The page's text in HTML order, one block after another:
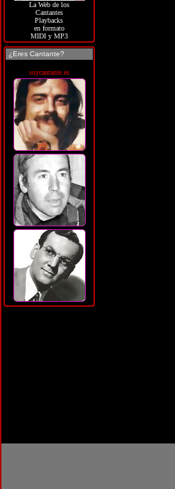
La Web de los
Cantantes
Playbacks
en formato
MIDI y MP3
¿Eres Cantante?
soycantante.es